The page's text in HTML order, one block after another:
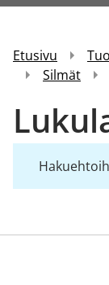
Etusivu
Silmät